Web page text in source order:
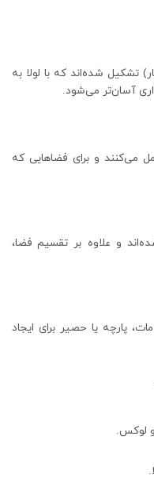
تشکیل شده‌اند که با لولا به
آسان‌تر می‌شود.
می‌کنند و برای فضاهایی که
و علاوه بر تقسیم فضا،
پارچه یا حصیر برای ایجاد
و لوکس.